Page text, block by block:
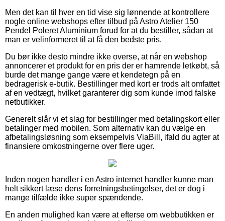
Men det kan til hver en tid vise sig lønnende at kontrollere
nogle online webshops efter tilbud på Astro Atelier 150
Pendel Poleret Aluminium forud for at du bestiller, sådan at
man er velinformeret til at få den bedste pris.
Du bør ikke desto mindre ikke overse, at når en webshop
annoncerer et produkt for en pris der er hamrende letkøbt, så
burde det mange gange være et kendetegn på en
bedragerisk e-butik. Bestillinger med kort er trods alt omfattet
af en vedtægt, hvilket garanterer dig som kunde imod falske
netbutikker.
Generelt slår vi et slag for bestillinger med betalingskort eller
betalinger med mobilen. Som alternativ kan du vælge en
afbetalingsløsning som eksempelvis ViaBill, ifald du agter at
finansiere omkostningerne over flere uger.
Inden nogen handler i en Astro internet handler kunne man
helt sikkert læse dens forretningsbetingelser, det er dog i
mange tilfælde ikke super spændende.
En anden mulighed kan være at efterse om webbutikken er